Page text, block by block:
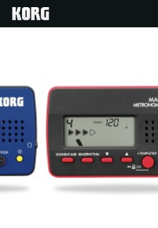
Produse
În Prim Plan
Eveniment
Asistență